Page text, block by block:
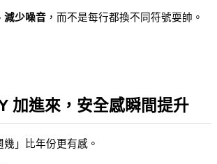
減少噪音 ，而不是每行都換不同符號耍帥。
加進來，安全感瞬間提升
」比年份更有感。